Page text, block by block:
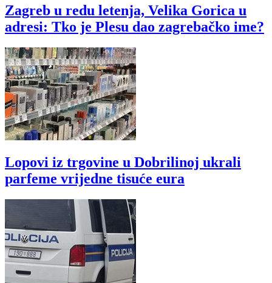
Zagreb u redu letenja, Velika Gorica u
adresi: Tko je Plesu dao zagrebačko ime?
Lopovi iz trgovine u Dobrilinoj ukrali
parfeme vrijedne tisuće eura